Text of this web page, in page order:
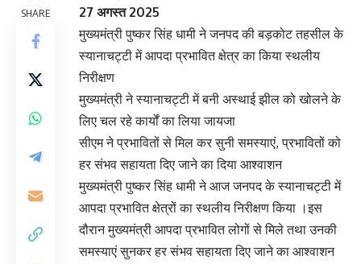
SHARE
27 अगस्त 2025
मुख्यमंत्री पुष्कर सिंह धामी ने जनपद की बड़कोट तहसील के
स्यानाचट्टी में आपदा प्रभावित क्षेत्र का किया स्थलीय
निरीक्षण
मुख्यमंत्री ने स्यानाचट्टी में बनी अस्थाई झील को खोलने के
लिए चल रहे कार्यों का लिया जायजा
सीएम ने प्रभावितों से मिल कर सुनी समस्याएं, प्रभावितों को
हर संभव सहायता दिए जाने का दिया आश्वाशन
मुख्यमंत्री पुष्कर सिंह धामी ने आज जनपद के स्यानाचट्टी में
आपदा प्रभावित क्षेत्रों का स्थलीय निरीक्षण किया ।इस
दौरान मुख्यमंत्री आपदा प्रभावित लोगों से मिले तथा उनकी
समस्याएं सुनकर हर संभव सहायता दिए जाने का आश्वाशन